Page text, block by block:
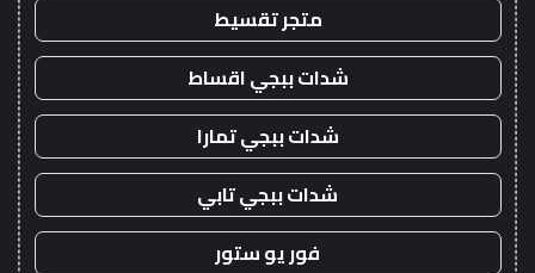
متجر تقسيط
شدات ببجي اقساط
شدات ببجي تمارا
شدات ببجي تابي
فور يو ستور